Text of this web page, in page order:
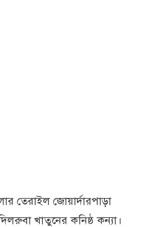
তেরাইল জোয়ার্দারপাড়া
খাতুনের কনিষ্ঠ কন্যা।